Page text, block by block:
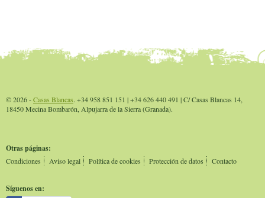
© 2026 -Casas Blancas. +34 958 851 151 | +34 626 440 491 | C/ Casas Blancas 14,
18450 Mecina Bombarón, Alpujarra de la Sierra (Granada).
Otras páginas:
Condiciones Aviso legal Política de cookies Protección de datos Contacto
Síguenos en: